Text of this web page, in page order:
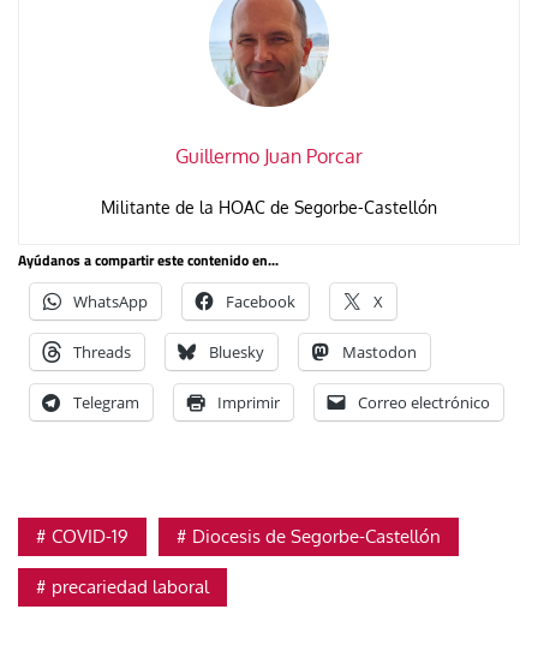
Guillermo Juan Porcar
Militante de la HOAC de Segorbe-Castellón
Ayúdanos a compartir este contenido en...
WhatsApp Facebook X
Threads Bluesky Mastodon
Telegram Imprimir Correo electrónico
COVID-19 Diocesis de Segorbe-Castellón
precariedad laboral